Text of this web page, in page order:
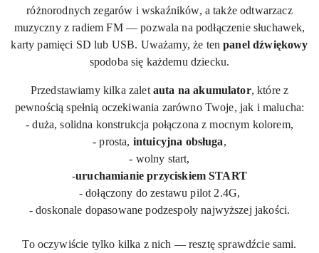
różnorodnych zegarów i wskaźników, a także odtwarzacz
muzyczny z radiem FM — pozwala na podłączenie słuchawek,
karty pamięci SD lub USB. Uważamy, że tenpanel dźwiękowy
spodoba się każdemu dziecku.
Przedstawiamy kilka zalet auta na akumulator, które z
pewnością spełnią oczekiwania zarówno Twoje, jak i malucha:
- duża, solidna konstrukcja połączona z mocnym kolorem,
- prosta, intuicyjna obsługa,
- wolny start,
-uruchamianie przyciskiem START
- dołączony do zestawu pilot 2.4G,
- doskonale dopasowane podzespoły najwyższej jakości.
To oczywiście tylko kilka z nich — resztę sprawdźcie sami.